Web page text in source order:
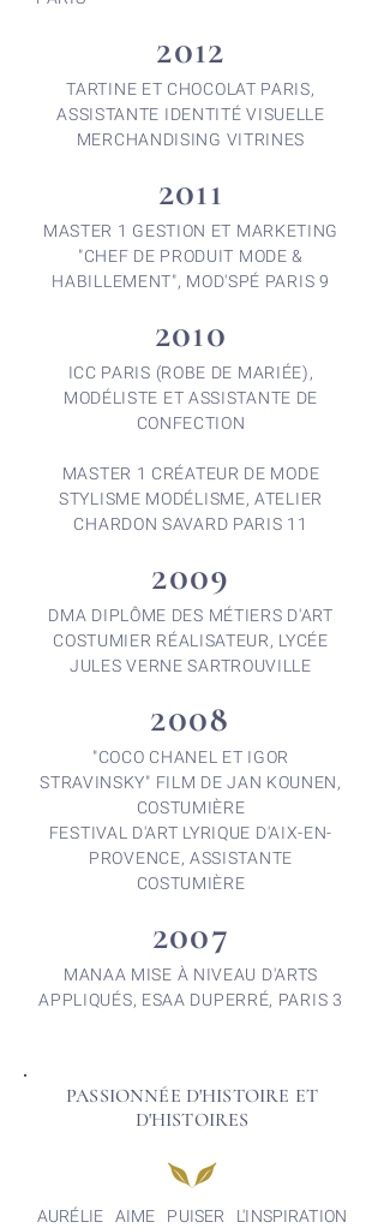
2012
TARTINE ET CHOCOLAT PARIS,
ASSISTANTE IDENTITÉ VISUELLE
MERCHANDISING VITRINES
2011
MASTER 1 GESTION ET MARKETING
"CHEF DE PRODUIT MODE &
HABILLEMENT", MOD'SPÉ PARIS 9
2010
ICC PARIS (ROBE DE MARIÉE),
MODÉLISTE ET ASSISTANTE DE
CONFECTION
MASTER 1 CRÉATEUR DE MODE
STYLISME MODÉLISME, ATELIER
CHARDON SAVARD PARIS 11
2009
DMA DIPLÔME DES MÉTIERS D'ART
COSTUMIER RÉALISATEUR, LYCÉE
JULES VERNE SARTROUVILLE
2008
"COCO CHANEL ET IGOR
STRAVINSKY" FILM DE JAN KOUNEN,
COSTUMIÈRE
FESTIVAL D'ART LYRIQUE D'AIX-EN-
PROVENCE, ASSISTANTE
COSTUMIÈRE
2007
MANAA MISE À NIVEAU D'ARTS
APPLIQUÉS, ESAA DUPERRÉ, PARIS 3
PASSIONNÉE D'HISTOIRE ET
D'HISTOIRES
AURÉLIE AIME PUISER L'INSPIRATION